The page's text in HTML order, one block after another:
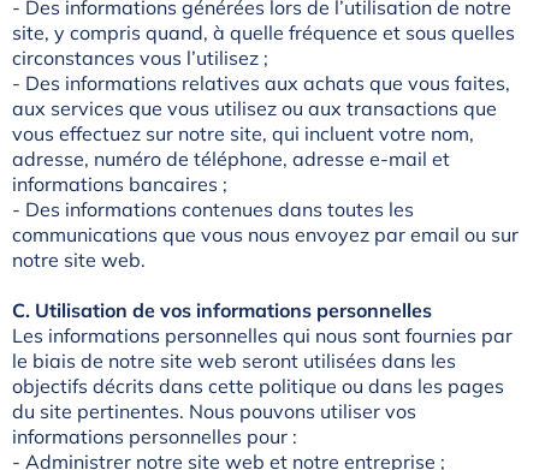
- Des informations générées lors de l’utilisation de notre
site, y compris quand, à quelle fréquence et sous quelles
circonstances vous l’utilisez ;
- Des informations relatives aux achats que vous faites,
aux services que vous utilisez ou aux transactions que
vous effectuez sur notre site, qui incluent votre nom,
adresse, numéro de téléphone, adresse e-mail et
informations bancaires ;
- Des informations contenues dans toutes les
communications que vous nous envoyez par email ou sur
notre site web.
C. Utilisation de vos informations personnelles
Les informations personnelles qui nous sont fournies par
le biais de notre site web seront utilisées dans les
objectifs décrits dans cette politique ou dans les pages
du site pertinentes. Nous pouvons utiliser vos
informations personnelles pour :
- Administrer notre site web et notre entreprise ;